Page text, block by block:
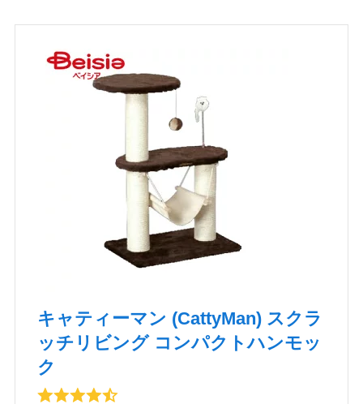
キャティーマン (CattyMan) スクラ
ッチリビング コンパクトハンモッ
ク